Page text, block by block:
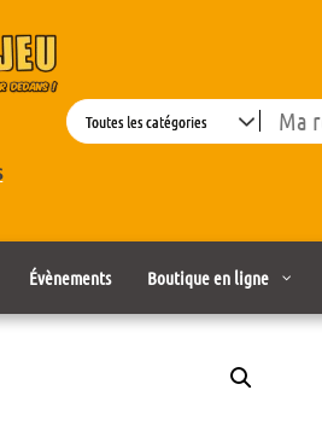
Search
Évènements Boutique en ligne